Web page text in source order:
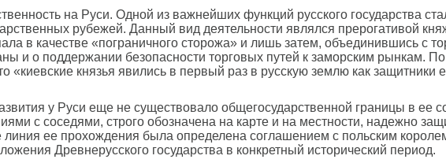
на Руси. Одной из важнейших функций русского государства
рубежей. Данный вид деятельности являлся прерогативой
в качестве «пограничного сторожа» и лишь затем, объединившись с
и о поддержании безопасности торговых путей к заморским рынкам.
князья явились в первый раз в русскую землю как защитники
у Руси еще не существовало общегосударственной границы в ее
с соседями, строго обозначена на карте и на местности, надежно
ее прохождения была определена соглашением с польским
Древнерусского государства в конкретный исторический период.